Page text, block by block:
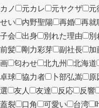
カノ
元カレ 元ヤクザ 元
せい
内野聖陽 再婚 再就
子会
出身 別れた理由 別
前髪
剛力彩芽 副社長 加
画
匂わせ 北九州 北海道
卓球
協力者 卜部弘嵩 原
選
友人 友達 反応 反響
蓋裂
口角 可愛い 台湾